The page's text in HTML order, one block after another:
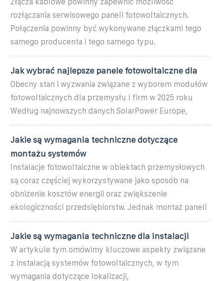
rozłączania serwisowego paneli fotowoltaicznych.
Połączenia powinny być wykonywane złączkami tego
samego producenta i tego samego typu.
Jak wybrać najlepsze panele fotowoltaiczne dla
Obecny stan i wyzwania związane z wyborem modułów
fotowoltaicznych dla przemysłu i firm w 2025 roku
Według najnowszych danych SolarPower Europe,
Jakie są wymagania techniczne dotyczące
montażu systemów
Instalacje fotowoltaiczne w obiektach przemysłowych
są coraz częściej wykorzystywane jako sposób na
obniżenie kosztów energii oraz zwiększenie
ekologiczności przedsiębiorstw. Jednak montaż paneli
Jakie są wymagania techniczne dla instalacji
W artykule tym omówimy kluczowe aspekty związane
z instalacją systemów fotowoltaicznych, w tym
wymagania dotyczące lokalizacji,